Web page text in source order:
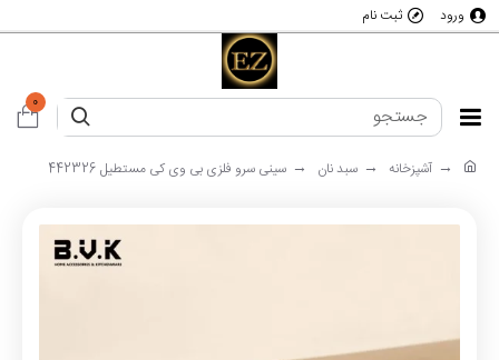
ورود ثبت نام
0
آشپزخانه سبد نان سینی سرو فلزی بی وی کی مستطیل 442326